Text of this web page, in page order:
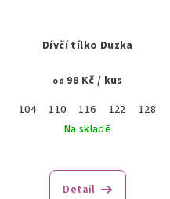
Dívčí tílko Duzka
od 98 Kč / kus
104
110 116 122 128
Na skladě
Detail